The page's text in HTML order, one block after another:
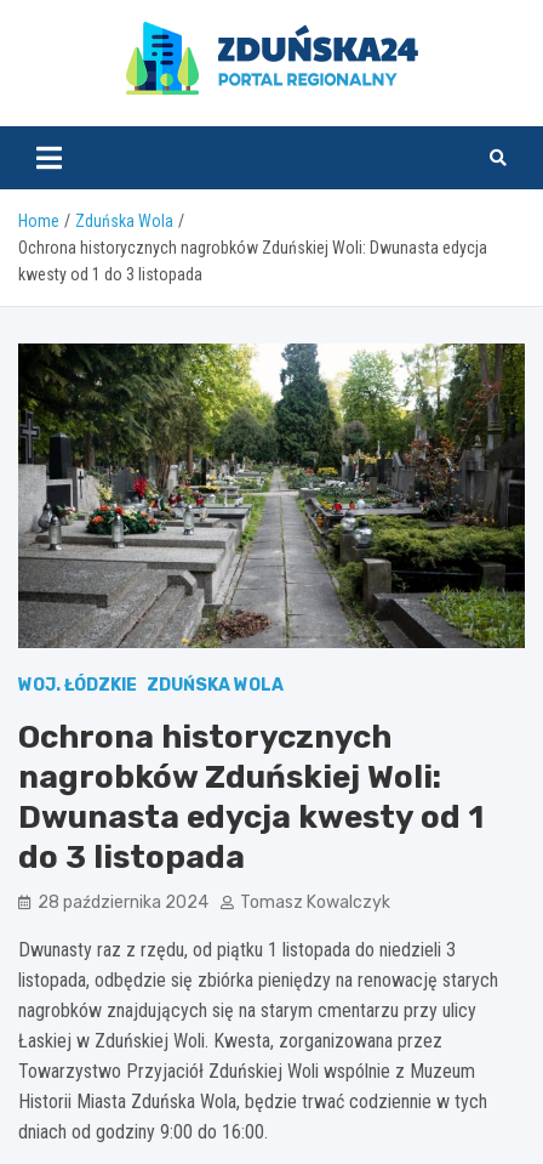
zdunska24.pl
Home
Zduńska Wola
Ochrona historycznych nagrobków Zduńskiej Woli: Dwunasta edycja
kwesty od 1 do 3 listopada
WOJ. ŁÓDZKIE ZDUŃSKA WOLA
Ochrona historycznych
nagrobków Zduńskiej Woli:
Dwunasta edycja kwesty od 1
do 3 listopada
28 października 2024 Tomasz Kowalczyk
Dwunasty raz z rzędu, od piątku 1 listopada do niedzieli 3
listopada, odbędzie się zbiórka pieniędzy na renowację starych
nagrobków znajdujących się na starym cmentarzu przy ulicy
Łaskiej w Zduńskiej Woli. Kwesta, zorganizowana przez
Towarzystwo Przyjaciół Zduńskiej Woli wspólnie z Muzeum
Historii Miasta Zduńska Wola, będzie trwać codziennie w tych
dniach od godziny 9:00 do 16:00.